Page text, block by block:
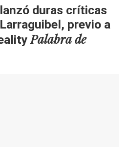
duras críticas
previo a
Palabra de